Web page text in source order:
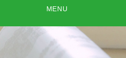
MENU